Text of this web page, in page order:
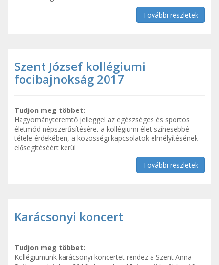
További részletek
Szent József kollégiumi
focibajnokság 2017
Tudjon meg többet:
Hagyományteremtő jelleggel az egészséges és sportos
életmód népszerűsítésére, a kollégiumi élet színesebbé
tétele érdekében, a közösségi kapcsolatok elmélyítésének
elősegítéséért kerül
További részletek
Karácsonyi koncert
Tudjon meg többet:
Kollégiumunk karácsonyi koncertet rendez a Szent Anna